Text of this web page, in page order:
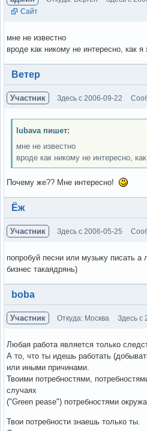
Сайт
мне не известно
вроде как никому не интересно, как я
Вне форума
Ветер
Участник Здесь с 2006-09-22
lubava пишет:
мне не известно
вроде как никому не интересно,
Почему же?? Мне интересно!
Вне форума
Ёж
Участник Здесь с 2006-05-25
попробуй песни или музыку писать а
бизнес такаядрянь)
Вне форума
boba
Участник Откуда: Москва Здесь с
Любая работа является только
А то, что ты идешь работать
или иными причинами.
Твоими потребностями,
случаях
("Green pease") потребностями
Твои потребности знаешь только ты.